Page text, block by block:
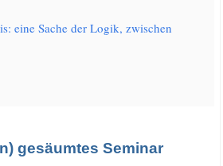
eine Sache der Logik, zwi­schen
gesäumtes Seminar